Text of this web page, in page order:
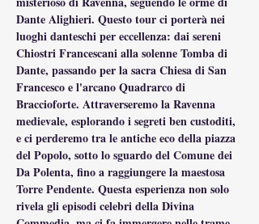
Dante Alighieri. Questo tour ci porterà nei
luoghi danteschi per eccellenza: dai sereni
Chiostri Francescani alla solenne Tomba di
Dante, passando per la sacra Chiesa di San
Francesco e l'arcano Quadrarco di
Braccioforte. Attraverseremo la Ravenna
medievale, esplorando i segreti ben custoditi,
e ci perderemo tra le antiche eco della piazza
del Popolo, sotto lo sguardo del Comune dei
Da Polenta, fino a raggiungere la maestosa
Torre Pendente. Questa esperienza non solo
rivela gli episodi celebri della Divina